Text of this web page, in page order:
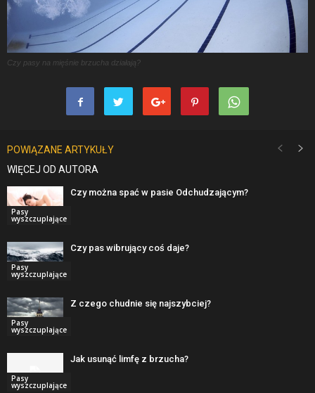
Czy pasy na mięśnie brzucha działają?
POWIĄZANE ARTYKUŁY
WIĘCEJ OD AUTORA
Pasy
wyszczuplające
Czy można spać w pasie Odchudzającym?
Pasy
wyszczuplające
Czy pas wibrujący coś daje?
Pasy
wyszczuplające
Z czego chudnie się najszybciej?
Pasy
wyszczuplające
Jak usunąć limfę z brzucha?